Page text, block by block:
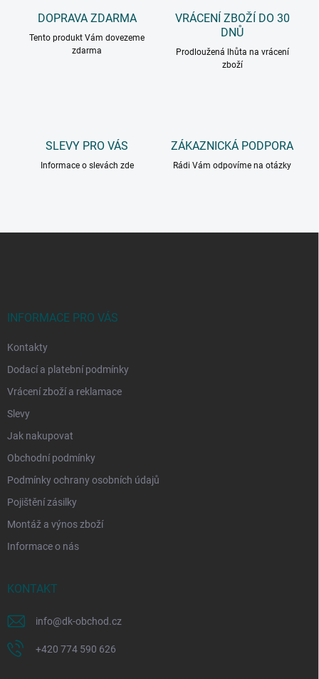
DOPRAVA ZDARMA
Tento produkt Vám dovezeme
zdarma
VRÁCENÍ ZBOŽÍ DO 30
DNŮ
Prodloužená lhůta na vrácení
zboží
SLEVY PRO VÁS
Informace o slevách zde
ZÁKAZNICKÁ PODPORA
Rádi Vám odpovíme na otázky
INFORMACE PRO VÁS
Kontakty
Dodací a platební podmínky
Vrácení zboží a reklamace
Slevy
Jak nakupovat
Obchodní podmínky
Podmínky ochrany osobních údajů
Pojištění zásilky
Montáž a výnos zboží
Informace o nás
KONTAKT
info@dk-obchod.cz
+420 774 590 626